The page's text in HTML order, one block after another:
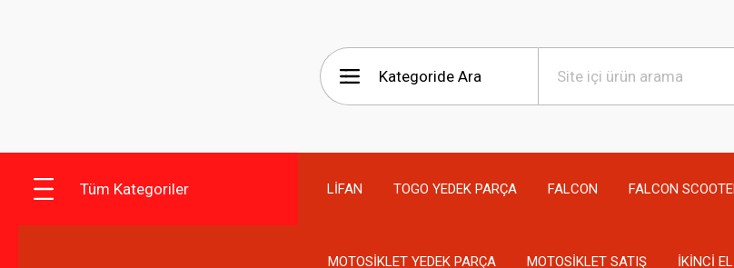
Tüm Kategoriler LİFAN TOGO YEDEK PARÇA FALCON FALCON
MOTOSİKLET YEDEK PARÇA MOTOSİKLET SATIŞ İKİNCİ